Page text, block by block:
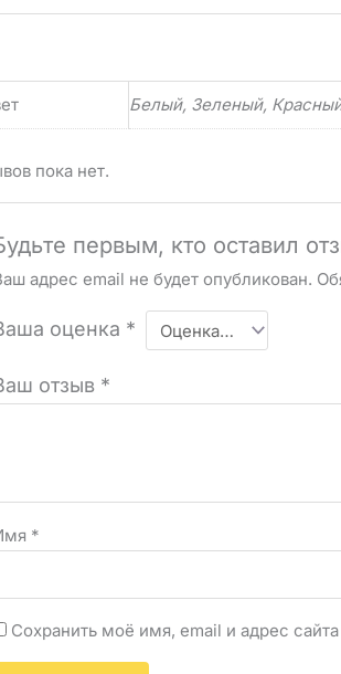
Белый, Зеленый,
пока нет.
первым, кто оставил
адрес email не будет опубликован.
оценка *
отзыв *
*
Сохранить моё имя, email и адрес